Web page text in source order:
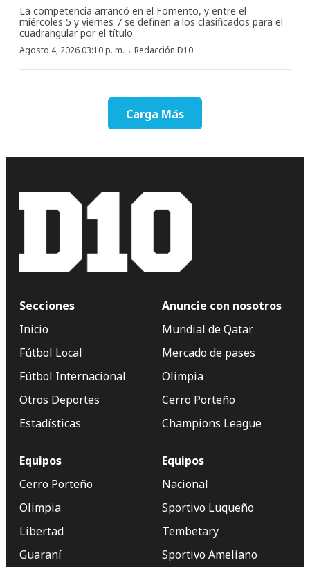
La competencia arrancó en el Fomento, y entre el
miércoles 5 y viernes 7 se definen a los clasificados para el
cuadrangular por el título.
Agosto 4, 2026 03:10 p. m. · Redacción D10
Carga Más
Secciones
Inicio
Fútbol Local
Fútbol Internacional
Otros Deportes
Estadísticas
Anuncie con nosotros
Mundial de Qatar
Mercado de pases
Olimpia
Cerro Porteño
Champions League
Equipos
Cerro Porteño
Olimpia
Libertad
Guaraní
Equipos
Nacional
Sportivo Luqueño
Tembetary
Sportivo Ameliano